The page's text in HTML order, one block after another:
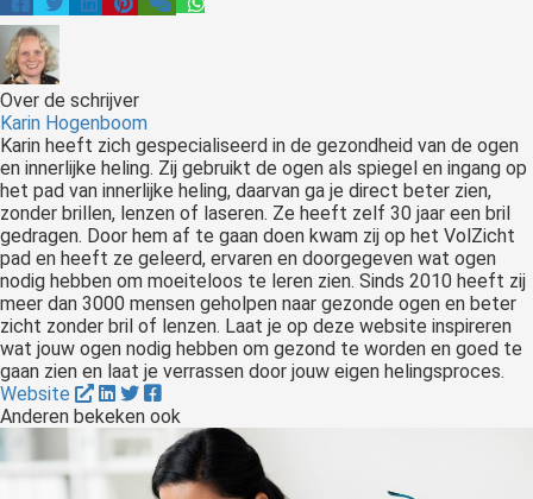
Over de schrijver
Karin Hogenboom
Karin heeft zich gespecialiseerd in de gezondheid van de ogen
en innerlijke heling. Zij gebruikt de ogen als spiegel en ingang op
het pad van innerlijke heling, daarvan ga je direct beter zien,
zonder brillen, lenzen of laseren. Ze heeft zelf 30 jaar een bril
gedragen. Door hem af te gaan doen kwam zij op het VolZicht
pad en heeft ze geleerd, ervaren en doorgegeven wat ogen
nodig hebben om moeiteloos te leren zien. Sinds 2010 heeft zij
meer dan 3000 mensen geholpen naar gezonde ogen en beter
zicht zonder bril of lenzen. Laat je op deze website inspireren
wat jouw ogen nodig hebben om gezond te worden en goed te
gaan zien en laat je verrassen door jouw eigen helingsproces.
Website
Anderen bekeken ook